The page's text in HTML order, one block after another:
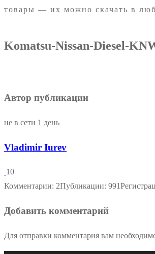
товары — их можно скачать в
Komatsu-Nissan-Diesel-
Автор публикации
не в сети 1 день
Vladimir Iurev
10
Комментарии: 2Публикации: 991
Добавить комментарий
Для отправки комментария вам